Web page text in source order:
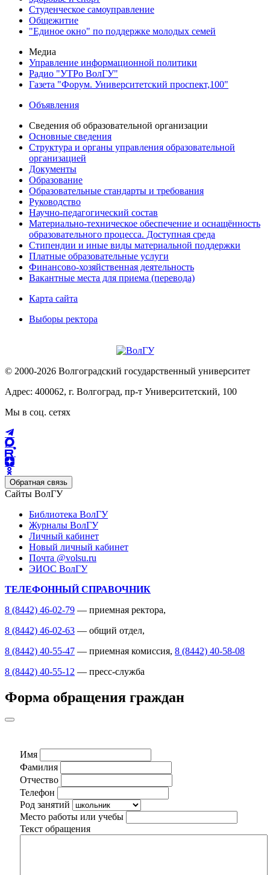
Студенческое самоуправление
Общежитие
"Единое окно" по поддержке молодых семей
Медиа
Управление информационной политики
Радио "УТРо ВолГУ"
Газета "Форум. Университетский проспект,100"
Объявления
Сведения об образовательной организации
Основные сведения
Структура и органы управления образовательной
организацией
Документы
Образование
Образовательные стандарты и требования
Руководство
Научно-педагогический состав
Материально-техническое обеспечение и оснащённость
образовательного процесса. Доступная среда
Стипендии и иные виды материальной поддержки
Платные образовательные услуги
Финансово-хозяйственная деятельность
Вакантные места для приема (перевода)
Карта сайта
Выборы ректора
© 2000-2026 Волгоградский государственный университет
Адрес: 400062, г. Волгоград, пр-т Университетский, 100
Мы в соц. сетях
Обратная связь
Сайты ВолГУ
Библиотека ВолГУ
Журналы ВолГУ
Личный кабинет
Новый личный кабинет
Почта @volsu.ru
ЭИОС ВолГУ
ТЕЛЕФОННЫЙ СПРАВОЧНИК
8 (8442) 46-02-79 — приемная ректора,
8 (8442) 46-02-63 — общий отдел,
8 (8442) 40-55-47 — приемная комиссия, 8 (8442) 40-58-08
8 (8442) 40-55-12 — пресс-служба
Форма обращения граждан
Имя
Фамилия
Отчество
Телефон
Род занятий
Место работы или учебы
Текст обращения